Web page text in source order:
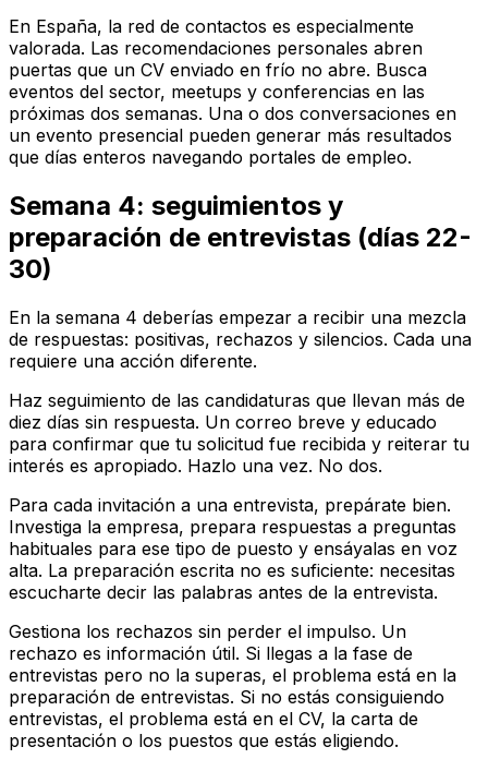
En España, la red de contactos es especialmente
valorada. Las recomendaciones personales abren
puertas que un CV enviado en frío no abre. Busca
eventos del sector, meetups y conferencias en las
próximas dos semanas. Una o dos conversaciones en
un evento presencial pueden generar más resultados
que días enteros navegando portales de empleo.
Semana 4: seguimientos y
preparación de entrevistas (días 22-
30)
En la semana 4 deberías empezar a recibir una mezcla
de respuestas: positivas, rechazos y silencios. Cada una
requiere una acción diferente.
Haz seguimiento de las candidaturas que llevan más de
diez días sin respuesta. Un correo breve y educado
para confirmar que tu solicitud fue recibida y reiterar tu
interés es apropiado. Hazlo una vez. No dos.
Para cada invitación a una entrevista, prepárate bien.
Investiga la empresa, prepara respuestas a preguntas
habituales para ese tipo de puesto y ensáyalas en voz
alta. La preparación escrita no es suficiente: necesitas
escucharte decir las palabras antes de la entrevista.
Gestiona los rechazos sin perder el impulso. Un
rechazo es información útil. Si llegas a la fase de
entrevistas pero no la superas, el problema está en la
preparación de entrevistas. Si no estás consiguiendo
entrevistas, el problema está en el CV, la carta de
presentación o los puestos que estás eligiendo.